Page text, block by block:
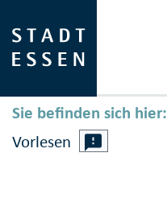
Sie befinden sich hier:
Vorlesen